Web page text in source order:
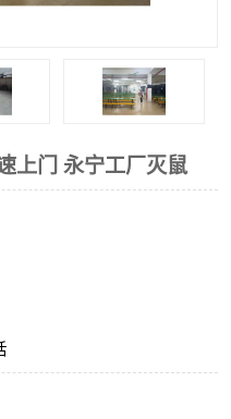
上门 永宁工厂灭鼠